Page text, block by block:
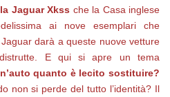
Jaguar Xkss che la Casa inglese
ai nove esemplari che
darà a queste nuove vetture
E qui si apre un tema
quanto è lecito sostituire?
non si perde del tutto l’identità? Il